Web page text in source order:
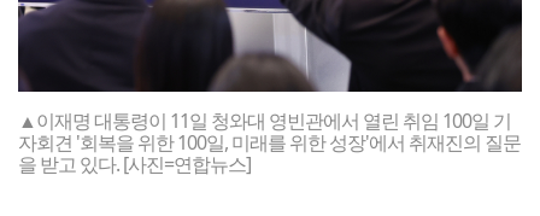
▲이재명 대통령이 11일 청와대 영빈관에서 열린 취임 100일 기
자회견 '회복을 위한 100일, 미래를 위한 성장'에서 취재진의 질문
을 받고 있다. [사진=연합뉴스]